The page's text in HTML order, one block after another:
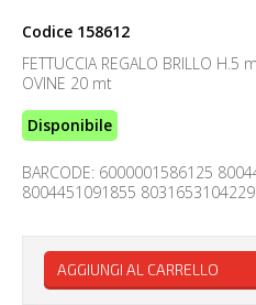
Codice 158612
FETTUCCIA REGALO BRILLO H.5
OVINE 20 mt
Disponibile
BARCODE: 6000001586125
8004451091855
AGGIUNGI AL CARRELLO